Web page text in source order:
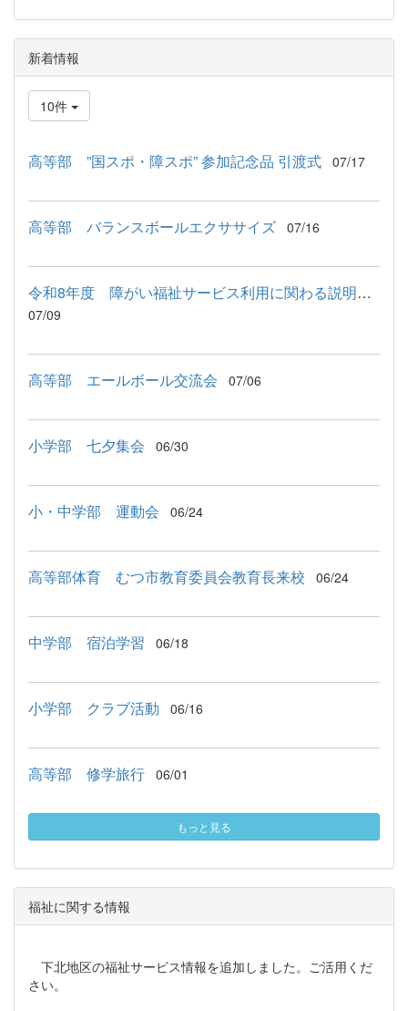
新着情報
10件
高等部 ”国スポ・障スポ” 参加記念品 引渡式 07/17
高等部 バランスボールエクササイズ 07/16
令和8年度 障がい福祉サービス利用に関わる説明会が行われました
07/09
高等部 エールボール交流会 07/06
小学部 七夕集会 06/30
小・中学部 運動会 06/24
高等部体育 むつ市教育委員会教育長来校 06/24
中学部 宿泊学習 06/18
小学部 クラブ活動 06/16
高等部 修学旅行 06/01
もっと見る
福祉に関する情報
下北地区の福祉サービス情報を追加しました。ご活用くだ
さい。